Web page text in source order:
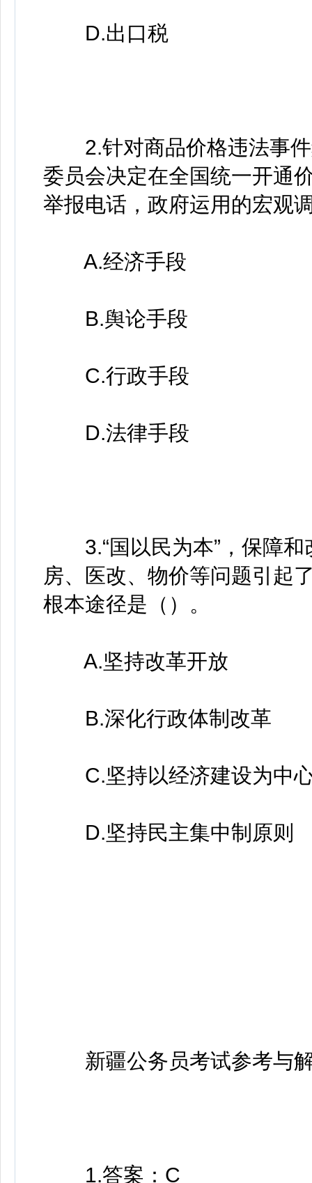
D.出口税
2.针对商品价格违法事件
委员会决定在全国统一开通
举报电话，政府运用的宏观
A.经济手段
B.舆论手段
C.行政手段
D.法律手段
3.“国以民为本”，保障和
房、医改、物价等问题引起
根本途径是（）。
A.坚持改革开放
B.深化行政体制改革
C.坚持以经济建设为中心
D.坚持民主集中制原则
新疆公务员考试参考与
1.答案：C